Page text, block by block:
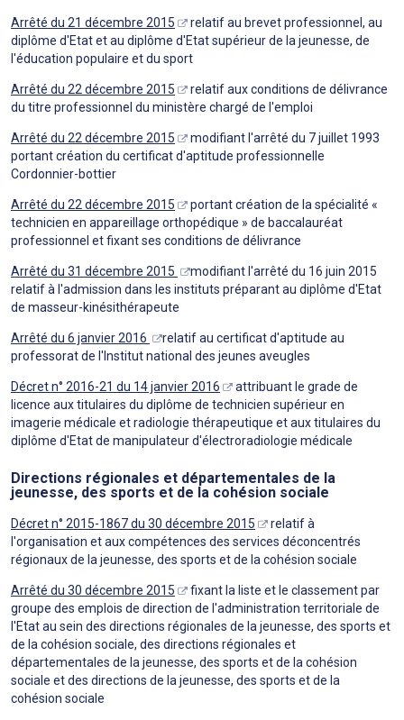
Arrêté du 21 décembre 2015
relatif au brevet professionnel, au
diplôme d'Etat et au diplôme d'Etat supérieur de la jeunesse, de
l'éducation populaire et du sport
Arrêté du 22 décembre 2015
relatif aux conditions de délivrance
du titre professionnel du ministère chargé de l'emploi
Arrêté du 22 décembre 2015
modifiant l'arrêté du 7 juillet 1993
portant création du certificat d'aptitude professionnelle
Cordonnier-bottier
Arrêté du 22 décembre 2015
portant création de la spécialité «
technicien en appareillage orthopédique » de baccalauréat
professionnel et fixant ses conditions de délivrance
Arrêté du 31 décembre 2015
modifiant l'arrêté du 16 juin 2015
relatif à l'admission dans les instituts préparant au diplôme d'Etat
de masseur-kinésithérapeute
Arrêté du 6 janvier 2016
relatif au certificat d'aptitude au
professorat de l'Institut national des jeunes aveugles
Décret n° 2016-21 du 14 janvier 2016
attribuant le grade de
licence aux titulaires du diplôme de technicien supérieur en
imagerie médicale et radiologie thérapeutique et aux titulaires du
diplôme d'Etat de manipulateur d'électroradiologie médicale
Directions régionales et départementales de la
jeunesse, des sports et de la cohésion sociale
Décret n° 2015-1867 du 30 décembre 2015
relatif à
l'organisation et aux compétences des services déconcentrés
régionaux de la jeunesse, des sports et de la cohésion sociale
Arrêté du 30 décembre 2015
fixant la liste et le classement par
groupe des emplois de direction de l'administration territoriale de
l'Etat au sein des directions régionales de la jeunesse, des sports et
de la cohésion sociale, des directions régionales et
départementales de la jeunesse, des sports et de la cohésion
sociale et des directions de la jeunesse, des sports et de la
cohésion sociale